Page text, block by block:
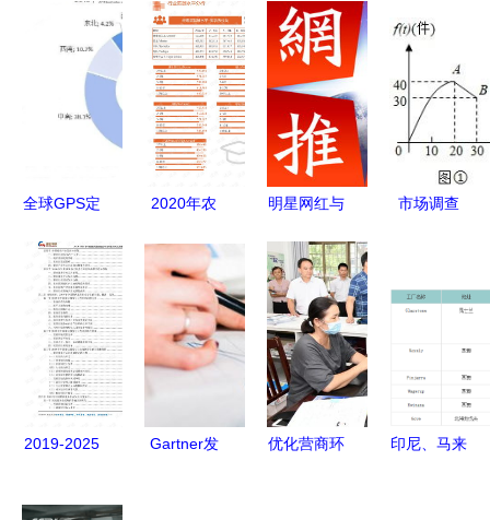
全球GPS定
查 2021年
销售额达
8093.2亿元
行业增长动
力与未来趋
2020年农
服务行业食
品工业米领
域行业分析
报告 市场
.pdf
明星网红与
动 百万粉
丝自媒体推
广服务市场
调查分析报
告
市场调查
销量与销售
2019-2025
服务行业市
Gartner发
优化营商环
印尼、马来